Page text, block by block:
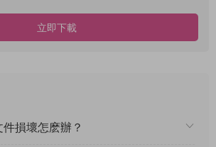
立即下載
損壞怎麽辦？